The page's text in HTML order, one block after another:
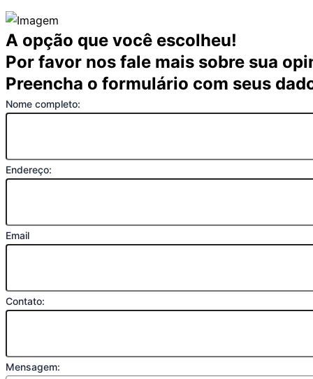
A opção que você escolheu!
Por favor nos fale mais sobre sua
Preencha o formulário com seus
Nome completo:
Endereço:
Email
Contato:
Mensagem: